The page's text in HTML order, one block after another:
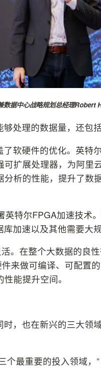
数据中心战略规划总经理Robert
处理的数据量，还包
软硬件的优化。英特
扩展处理器，为阿里
析的性能，提升了数
特尔FPGA加速技术
加速以及其他需要大
。在整个大数据的良
来做可编译、可配置
能提升空间。
，也在新兴的三大领
个最重要的投入领域，